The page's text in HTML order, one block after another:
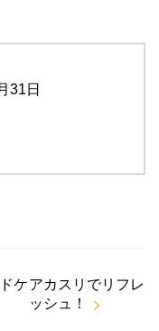
31日
ケアカスリでリフレ
ッシュ！